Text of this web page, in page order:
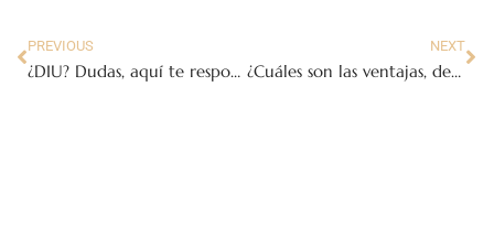
PREVIOUS
¿DIU? Dudas, aquí te respondemos
NEXT
¿Cuáles son las ventajas, desventajas y complicaciones del DIU?